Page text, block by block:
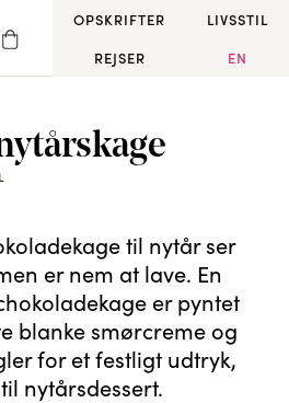
OPSKRIFTER
LIVSSTIL
REJSER
EN
til nytår ser
er nem at lave. En
er pyntet
blanke smørcreme og
for et festligt udtryk,
nytårsdessert.